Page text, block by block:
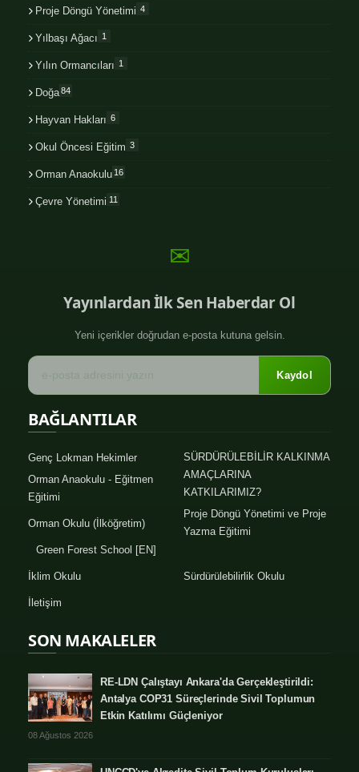
Proje Döngü Yönetimi 4
Yılbaşı Ağacı 1
Yılın Ormancıları 1
Doğa84
Hayvan Hakları 6
Okul Öncesi Eğitim 3
Orman Anaokulu 16
Çevre Yönetimi 11
✉
Yayınlardan İlk Sen Haberdar Ol
Yeni içerikler doğrudan e-posta kutuna gelsin.
Kaydol
BAĞLANTILAR
Genç Lokman Hekimler
SÜRDÜRÜLEBİLİR KALKINMA
AMAÇLARINA
KATKILARIMIZ?
Orman Anaokulu - Eğitmen
Eğitimi
Proje Döngü Yönetimi ve Proje
Yazma Eğitimi
Orman Okulu (İlköğretim)
Green Forest School [EN]
İklim Okulu Sürdürülebilirlik Okulu
İletişim
SON MAKALELER
RE-LDN Çalıştayı Ankara'da Gerçekleştirildi:
Antalya COP31 Süreçlerinde Sivil Toplumun
Etkin Katılımı Güçleniyor
08 Ağustos 2026